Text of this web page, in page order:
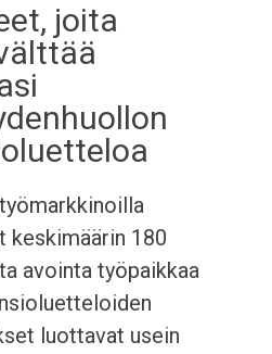
joita
keskimäärin 180
avointa työpaikkaa
luottavat usein